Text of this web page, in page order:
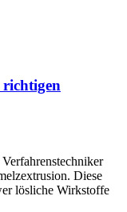
Diese
lösliche Wirkstoffe